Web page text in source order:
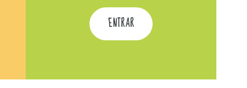
ENTRAR